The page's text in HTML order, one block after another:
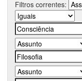
Filtros correntes: